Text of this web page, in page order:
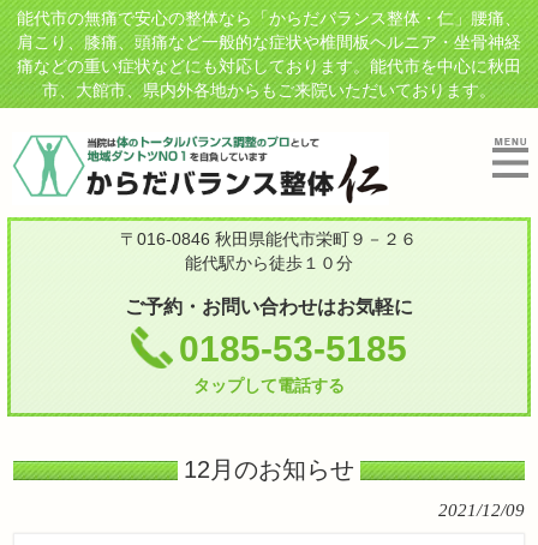
能代市の無痛で安心の整体なら「からだバランス整体・仁」腰痛、
肩こり、膝痛、頭痛など一般的な症状や椎間板ヘルニア・坐骨神経
痛などの重い症状などにも対応しております。能代市を中心に秋田
市、大館市、県内外各地からもご来院いただいております。
〒016-0846 秋田県能代市栄町９－２６
能代駅から徒歩１０分
ご予約・お問い合わせはお気軽に
0185-53-5185
タップして電話する
12月のお知らせ
2021/12/09